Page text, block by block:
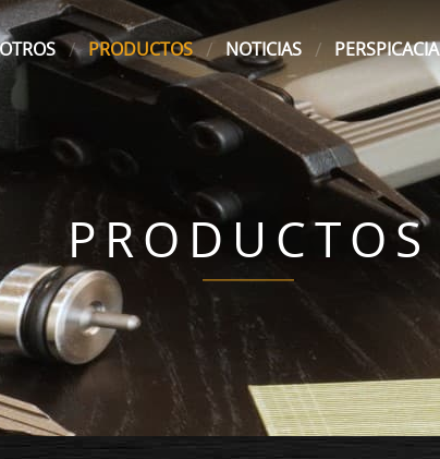
PRODUCTOS NOTICIAS PERSPICACIA
PRODUCTOS